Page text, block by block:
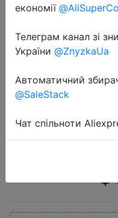
2020-06-29
V5.0
Спортивные
и зарядным
економії
Телеграм канал зі
України @ZnyzkaUa
Автоматичний
@SaleStack
Чат спільноти